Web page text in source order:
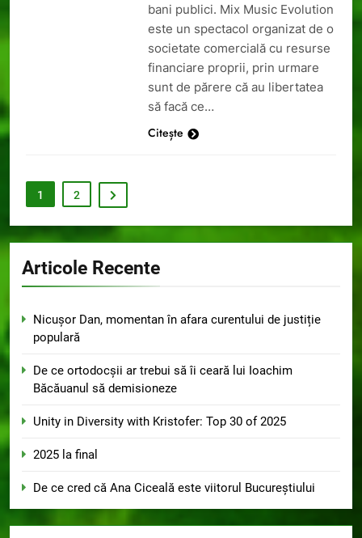
bani publici. Mix Music Evolution
este un spectacol organizat de o
societate comercială cu resurse
financiare proprii, prin urmare
sunt de părere că au libertatea
să facă ce…
Citește
1 2
Articole Recente
Nicușor Dan, momentan în afara curentului de justiție
populară
De ce ortodocșii ar trebui să îi ceară lui Ioachim
Băcăuanul să demisioneze
Unity in Diversity with Kristofer: Top 30 of 2025
2025 la final
De ce cred că Ana Ciceală este viitorul Bucureștiului